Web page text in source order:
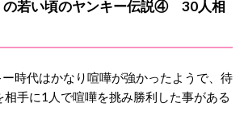
の若い頃のヤンキー伝説④ 30人相
時代はかなり喧嘩が強かったようで、待
手に1人で喧嘩を挑み勝利した事がある